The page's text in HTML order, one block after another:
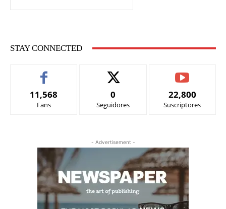
STAY CONNECTED
11,568
Fans
0
Seguidores
22,800
Suscriptores
- Advertisement -